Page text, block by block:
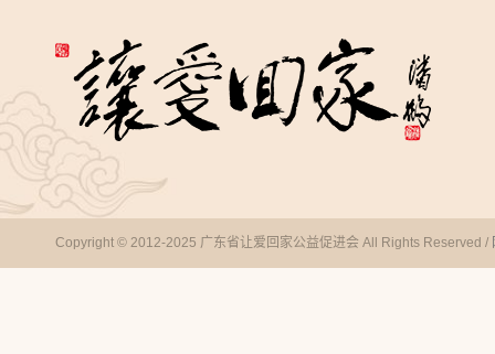
Copyright © 2012-2025 广东省让爱回家公益促进会 All Rights Reserved /